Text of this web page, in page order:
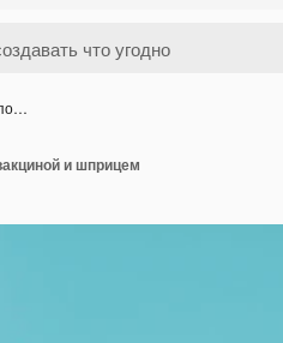
и шприцем